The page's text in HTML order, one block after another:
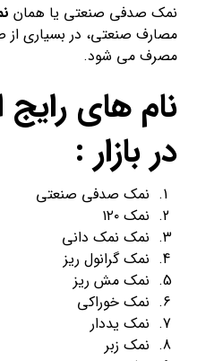
نمک صدفی صنعتی یا همان
مصارف صنعتی، در بسیاری از
مصرف می شود.
نام های
در بازار :
نمک صدفی صنعتی
نمک ۱۲۰
نمک نمک دانی
نمک گرانول ریز
نمک مش ریز
نمک خوراکی
نمک یددار
نمک زبر